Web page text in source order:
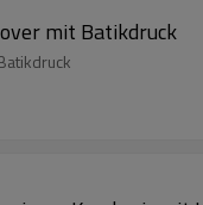
mit Batikdruck